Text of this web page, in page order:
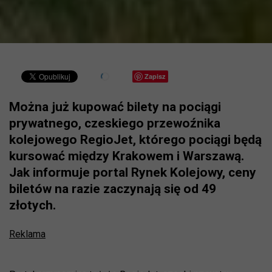
Zapisz
Można już kupować bilety na pociągi
prywatnego, czeskiego przewoźnika
kolejowego RegioJet, którego pociągi będą
kursować między Krakowem i Warszawą.
Jak informuje portal Rynek Kolejowy, ceny
biletów na razie zaczynają się od 49
złotych.
Reklama